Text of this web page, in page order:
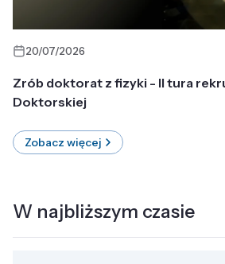
20/07/2026
Zrób doktorat z fizyki - II tura
Doktorskiej
Zobacz więcej
W najbliższym czasie